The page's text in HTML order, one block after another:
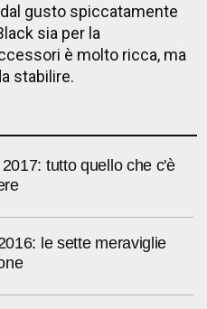
gusto spiccatamente
sia per la
è molto ricca, ma
stabilire.
tutto quello che c'è
le sette meraviglie